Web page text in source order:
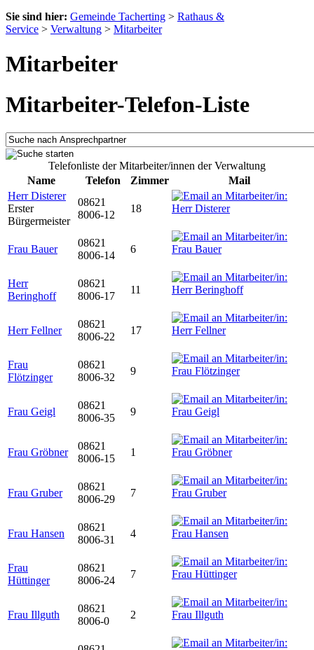
Sie sind hier: Gemeinde Tacherting > Rathaus &
Service > Verwaltung > Mitarbeiter
Mitarbeiter
Mitarbeiter-Telefon-Liste
Telefonliste der Mitarbeiter/innen der Verwaltung
Name
Telefon Zimmer
Mail
Herr Disterer
Erster
Bürgermeister
08621
8006-12
18
Frau Bauer
08621
8006-14
6
Herr
Beringhoff
08621
8006-17
11
Herr Fellner
08621
8006-22
17
Frau
Flötzinger
08621
8006-32
9
Frau Geigl
08621
8006-35
9
Frau Gröbner
08621
8006-15
1
Frau Gruber
08621
8006-29
7
Frau Hansen
08621
8006-31
4
Frau
Hüttinger
08621
8006-24
7
Frau Illguth
08621
8006-0
2